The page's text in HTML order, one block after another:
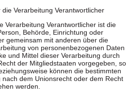
Verarbeitung Verantwortlicher
Verarbeitung Verantwortlicher ist die
Behörde, Einrichtung oder
gemeinsam mit anderen über die
von personenbezogenen Daten
und Mittel dieser Verarbeitung durch
der Mitgliedstaaten vorgegeben, so
können die bestimmten
dem Unionsrecht oder dem Recht
werden.